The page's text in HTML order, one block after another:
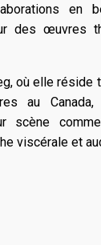
en
des œuvres
où elle réside
au
scène
viscérale et